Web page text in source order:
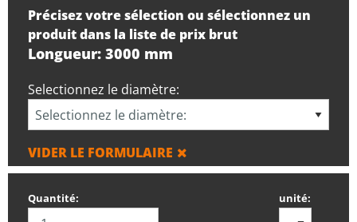
Précisez votre sélection ou sélectionnez un
produit dans la liste de prix brut
Longueur: 3000 mm
Selectionnez le diamètre:
VIDER LE FORMULAIRE
Quantité: unité: